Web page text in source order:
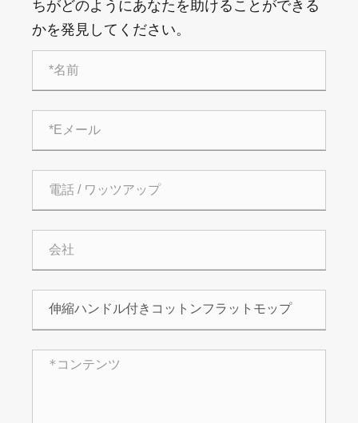
ちがどのようにあなたを助けることができる
かを発見してください。